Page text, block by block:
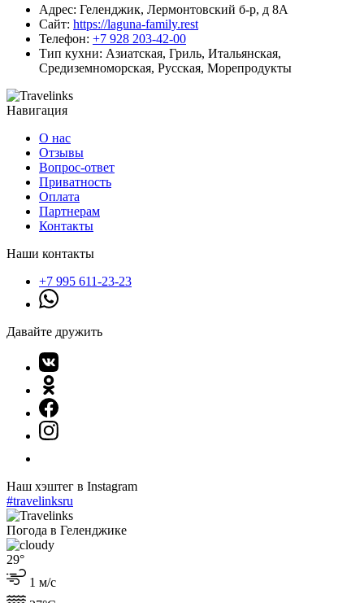
Адрес: Геленджик, Лермонтовский б-р, д 8А
Сайт: https://laguna-family.rest
Телефон: +7 928 203-42-00
Тип кухни: Азиатская, Гриль, Итальянская,
Средиземноморская, Русская, Морепродукты
Навигация
О нас
Отзывы
Вопрос-ответ
Приватность
Оплата
Партнерам
Контакты
Наши контакты
+7 995 611-23-23
Давайте дружить
Наш хэштег в Instagram
#travelinksru
Погода в Геленджике
29°
1 м/с